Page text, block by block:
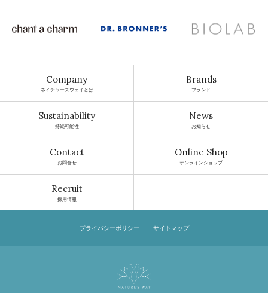
Company
ネイチャーズウェイとは
Brands
ブランド
Sustainability
持続可能性
News
お知らせ
Contact
お問合せ
Online Shop
オンラインショップ
Recruit
採用情報
プライバシーポリシー サイトマップ